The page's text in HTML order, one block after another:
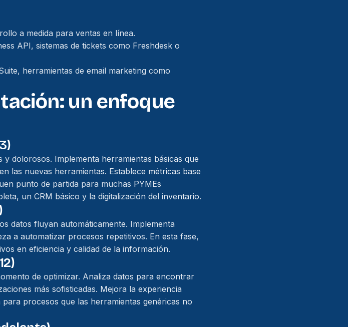
a medida para ventas en línea.
API, sistemas de tickets como Freshdesk o
herramientas de email marketing como
un enfoque
dolorosos. Implementa herramientas básicas que
las nuevas herramientas. Establece métricas base
punto de partida para muchas PYMEs
un CRM básico y la digitalización del inventario.
datos fluyan automáticamente. Implementa
a automatizar procesos repetitivos. En esta fase,
en eficiencia y calidad de la información.
de optimizar. Analiza datos para encontrar
más sofisticadas. Mejora la experiencia
procesos que las herramientas genéricas no